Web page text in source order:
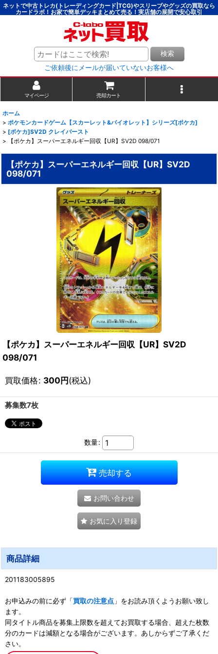
ネットで中古トレカ(トレーディングカード|TCG)やスリーブやグッズの買取なら
カードラボ！お家で簡単デッキまとめて売る！実店舗の展開で安心取引
検索
ご依頼後にメールが届いていないお客様へ
マイページ 売却カート
ホーム
> ポケモンカードゲーム【スカーレット&バイオレット】シリーズ[ポケカ]
> [ポケカ]SV2D クレイバースト
>
【ポケカ】スーパーエネルギー回収【UR】SV2D 098/071
【ポケカ】スーパーエネルギー回収【UR】SV2D
098/071
【ポケカ】スーパーエネルギー回収【UR】SV2D
098/071
買取価格: 300円(税込)
募集数7枚
数量:
売却する
お問い合わせ
お気に入り登録
商品詳細
201183005895
お申込みの前に必ず「買取の注意点 」をお読み頂くようお願い致し
ます。
同タイトル商品を募集上限数を超えてお買取する場合、超えた枚数
分のカードは減額となる場合がございます。あしからずご了承くだ
さい。